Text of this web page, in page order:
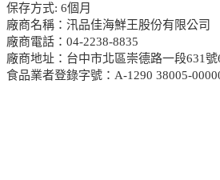
保存方式: 6個月
廠商名稱：汛品佳海鮮王股份有限公司
廠商電話：04-2238-8835
廠商地址：台中市北區崇德路一段631號
食品業者登錄字號：A-1290 38005-